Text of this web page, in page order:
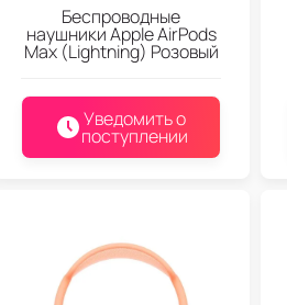
Беспроводные
наушники Apple AirPods
Max (Lightning) Розовый
Уведомить о
поступлении